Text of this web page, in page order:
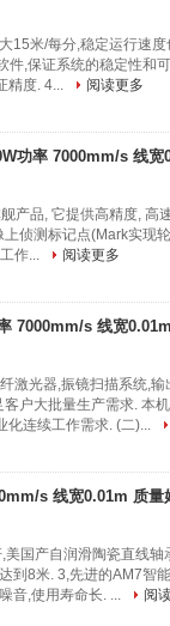
15米/每分,稳定运行速
件,保证系统的稳定性和
精度. 4...
阅读更多
功率 7000mm/s 线宽
产品, 它提供高精度, 高
侦测标记点(Mark实现
作...
阅读更多
7000mm/s 线宽
激光器,振镜扫描系统,
户大批量生产需求. 本
化连续工作需求. (二)...
s 线宽0.01m 质量
国产自润滑陶瓷直线
到8米. 3,先进的AM7智
音,使用寿命长. ...
阅